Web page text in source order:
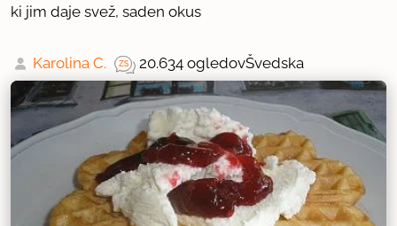
ki jim daje svež, saden okus
Karolina C. 20.634 ogledovŠvedska